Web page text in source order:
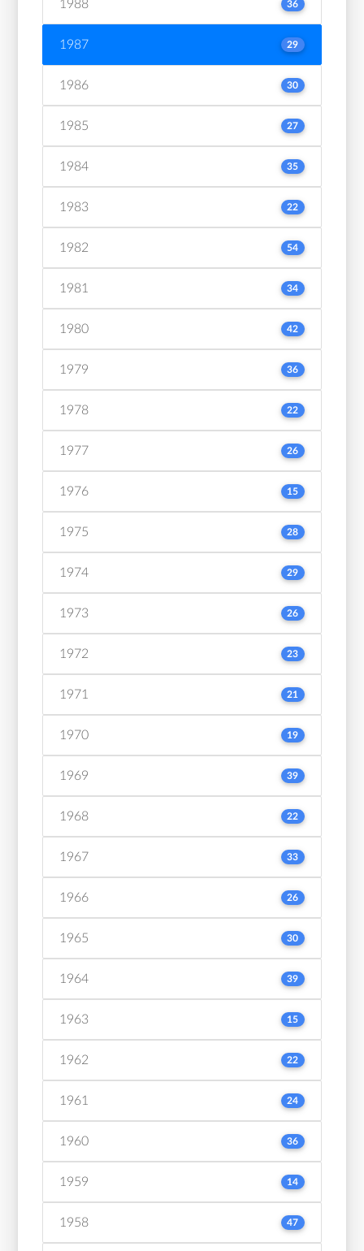
1988 36
1987 29
1986 30
1985 27
1984 35
1983 22
1982 54
1981 34
1980 42
1979 36
1978 22
1977 26
1976 15
1975 28
1974 29
1973 26
1972 23
1971 21
1970 19
1969 39
1968 22
1967 33
1966 26
1965 30
1964 39
1963 15
1962 22
1961 24
1960 36
1959 14
1958 47